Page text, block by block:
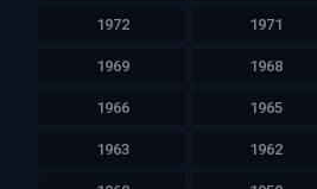
1972 1971
1969 1968
1966 1965
1963 1962